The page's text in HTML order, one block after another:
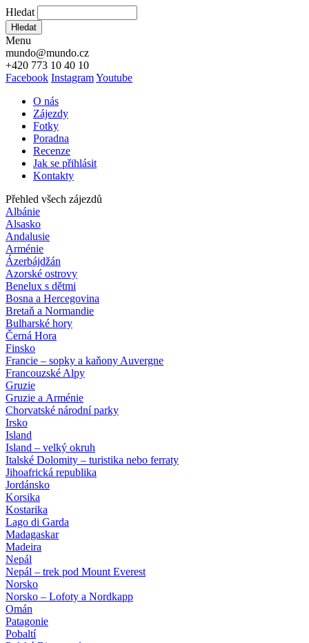
Hledat
Hledat
Menu
mundo@mundo.cz
+420 773 10 40 10
Facebook InstagramYoutube
O nás
Zájezdy
Fotky
Poradna
Recenze
Jak se přihlásit
Kontakty
Přehled všech zájezdů
Albánie
Alsasko
Andalusie
Arménie
Ázerbájdžán
Azorské ostrovy
Benelux s dětmi
Bosna a Hercegovina
Bretaň a Normandie
Bulharské hory
Černá Hora
Finsko
Francie – sopky a kaňony Auvergne
Francouzské Alpy
Gruzie
Gruzie a Arménie
Chorvatské národní parky
Irsko
Island
Island – velký okruh
Italské Dolomity – turistika nebo ferraty
Jihoafrická republika
Jordánsko
Korsika
Kostarika
Lago di Garda
Madagaskar
Madeira
Nepál
Nepál – trek pod Mount Everest
Norsko
Norsko – Lofoty a Nordkapp
Omán
Patagonie
Pobaltí